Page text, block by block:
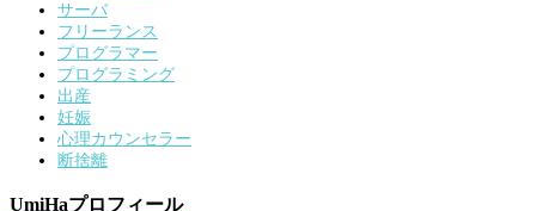
サーバ
フリーランス
プログラマー
プログラミング
出産
妊娠
心理カウンセラー
断捨離
UmiHaプロフィール